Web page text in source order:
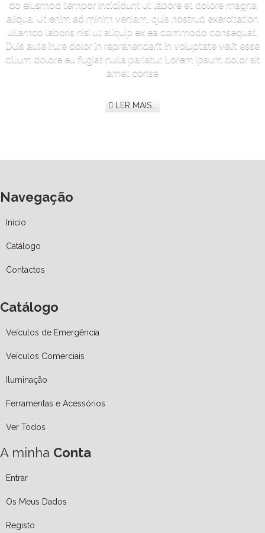
do eiusmod tempor incididunt ut labore et dolore magna
aliqua. Ut enim ad minim veniam, quis nostrud exercitation
ullamco laboris nisi ut aliquip ex ea commodo consequat.
Duis aute irure dolor in reprehenderit in voluptate velit esse
cillum dolore eu fugiat nulla pariatur. Lorem ipsum dolor sit
amet conse
LER MAIS...
Navegação
Início
Catálogo
Contactos
Catálogo
Veículos de Emergência
Veículos Comerciais
Iluminação
Ferramentas e Acessórios
Ver Todos
A minha Conta
Entrar
Os Meus Dados
Registo